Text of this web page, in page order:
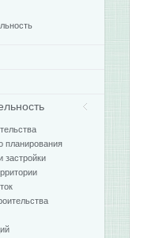
планирования
застройки